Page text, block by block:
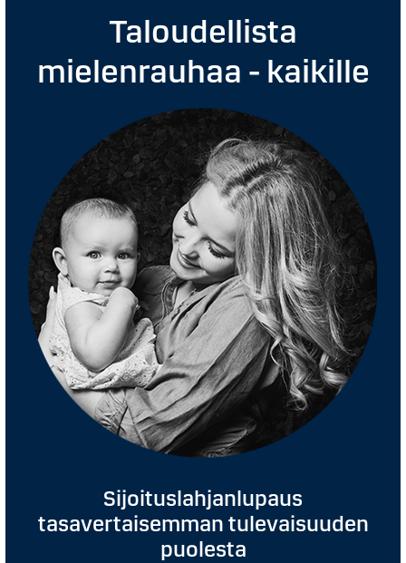
Taloudellista
mielenrauhaa - kaikille
Sijoituslahjanlupaus
tasavertaisemman tulevaisuuden
puolesta